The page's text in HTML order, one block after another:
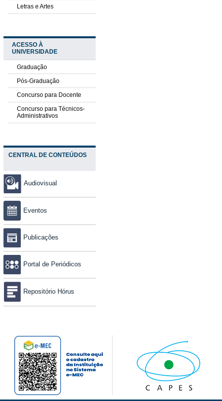
Letras e Artes
ACESSO À
UNIVERSIDADE
Graduação
Pós-Graduação
Concurso para Docente
Concurso para Técnicos-
Administrativos
CENTRAL DE CONTEÚDOS
Audiovisual
Eventos
Publicações
Portal de Periódicos
Repositório Hórus